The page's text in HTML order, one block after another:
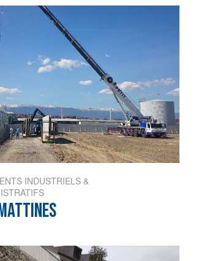
INDUSTRIELS &